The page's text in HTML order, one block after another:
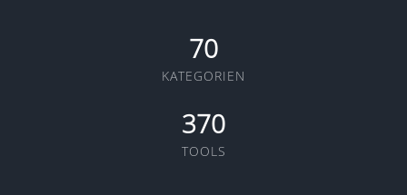
70
KATEGORIEN
370
TOOLS